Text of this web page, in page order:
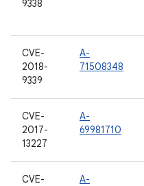
9338
CVE-
2018-
9339
A-
71508348
CVE-
2017-
13227
A-
69981710
CVE-
A-